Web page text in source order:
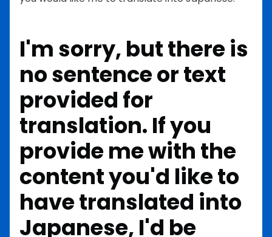
I'm sorry, but there is
no sentence or text
provided for
translation. If you
provide me with the
content you'd like to
have translated into
Japanese, I'd be